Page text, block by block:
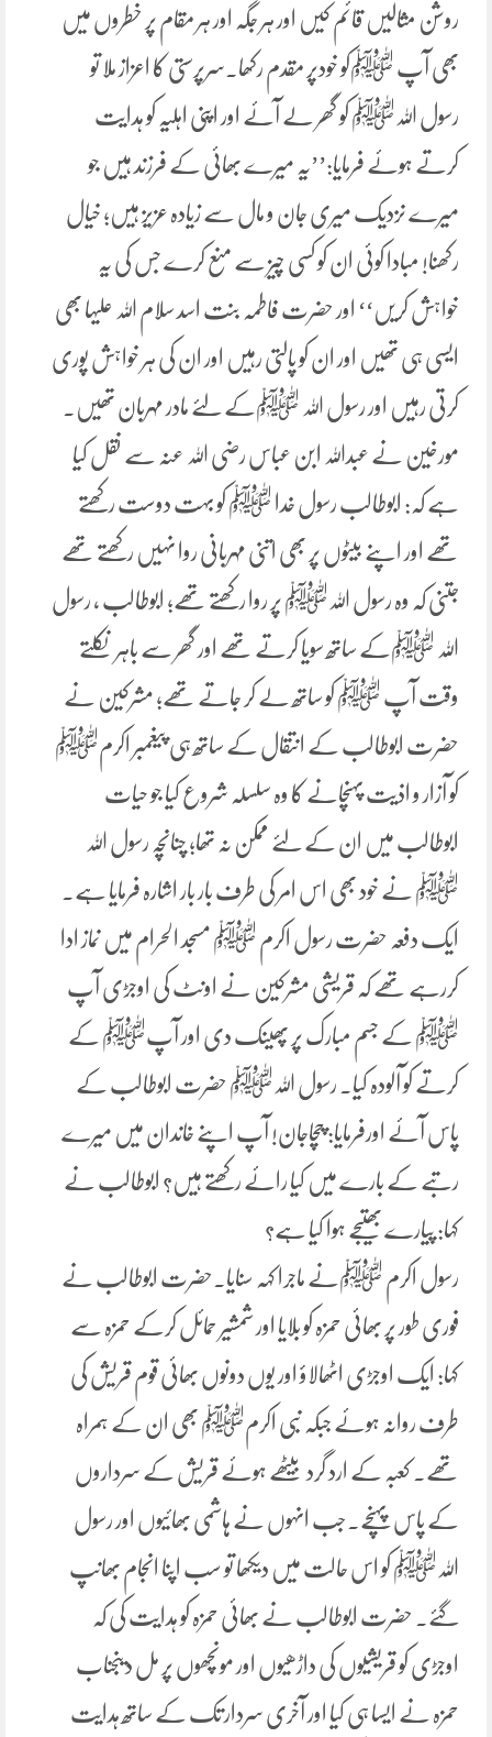
روشن مثالیں قائم کیں اور ہر جگہ اور ہر مقام پر خطروں میں
بھی آپ ﷺکو خودپر مقدم رکھا۔سرپرستی کا اعزاز ملا تو
رسول اللہﷺ کو گھر لے آئے اور اپنی اہلیہ کو ہدایت
کرتے ہوئے فرمایا:’’یہ میرے بھائی کے فرزند ہیں جو
میرے نزدیک میری جان و مال سے زیادہ عزیز ہیں؛ خیال
رکھنا! مبادا کوئی ان کو کسی چیز سے منع کرے جس کی یہ
خواہش کریں‘‘ اور حضرت فاطمہ بنت اسد سلام اللہ علیہا بھی
ایسی ہی تھیں اور ان کو پالتی رہیں اور ان کی ہر خواہش پوری
کرتی رہیں اور رسول اللہ ﷺکے لئے مادر مہربان تھیں۔
مورخین نے عبداللہ ابن عباس رضی اللہ عنہ سے نقل کیا
ہے کہ: ابوطالب رسول خدا ﷺ کو بہت دوست رکھتے
تھے اور اپنے بیٹوں پر بھی اتنی مہربانی روا نہیں رکھتے تھے
جتنی کہ وہ رسول اللہﷺ پر روا رکھتے تھے؛ ابوطالب ، رسول
اللہ ﷺکے ساتھ سویا کرتے تھے اور گھر سے باہر نکلتے
وقت آپ ﷺ کو ساتھ لے کر جاتے تھے؛ مشرکین نے
حضرت ابوطالب کے انتقال کے ساتھ ہی پیغمبر اکرمﷺ
کو آزار و اذیت پہنچانے کا وہ سلسلہ شروع کیا جو حیات
ابوطالب میں ان کے لئے ممکن نہ تھا؛ چنانچہ رسول اللہ
ﷺ نے خود بھی اس امر کی طرف بار بار اشارہ فرمایا ہے۔
ایک دفعہ حضرت رسول اکرم ﷺ مسجد الحرام میں نماز ادا
کررہے تھے کہ قریشی مشرکین نے اونٹ کی اوجڑی آپ
ﷺ کے جسم مبارک پر پھینک دی اور آپﷺ کے
کرتے کو آلودہ کیا۔ رسول اللہﷺ حضرت ابوطالب کے
پاس آئے اورفرمایا: چچاجان! آپ اپنے خاندان میں میرے
رتبے کے بارے میں کیا رائے رکھتے ہیں؟ ابوطالب نے
کہا: پیارے بھتیجے ہوا کیا ہے؟
رسول اکرم ﷺنے ماجرا کہہ سنایا۔حضرت ابوطالب نے
فوری طور پر بھائی حمزہ کو بلایا اور شمشیر حمائل کرکے حمزہ سے
کہا: ایک اوجڑی اٹھالاؤ اور یوں دونوں بھائی قوم قریش کی
طرف روانہ ہوئے جبکہ نبی اکرمﷺ بھی ان کے ہمراہ
تھے۔ کعبہ کے ارد گرد بیٹھے ہوئے قریش کے سرداروں
کے پاس پہنچے۔جب انہوں نے ہاشمی بھائیوں اور رسول
اللہﷺ کو اس حالت میں دیکھا تو سب اپنا انجام بھانپ
گئے۔ حضرت ابوطالب نے بھائی حمزہ کو ہدایت کی کہ
اوجڑی کو قریشیوں کی داڑھیوں اور مونچھوں پر مل دیںجناب
حمزہ نے ایسا ہی کیا اور آخری سردار تک کے ساتھ ہدایت